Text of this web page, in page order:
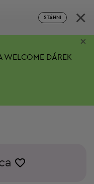
STÁHNI ×
WELCOME DÁREK
×